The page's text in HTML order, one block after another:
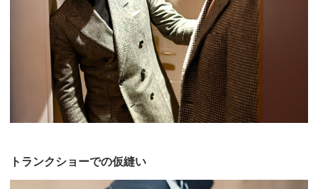
トランクショーでの仮縫い